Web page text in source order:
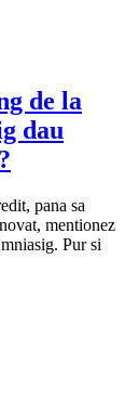
de la
dau
pana sa
mentionez
Pur si